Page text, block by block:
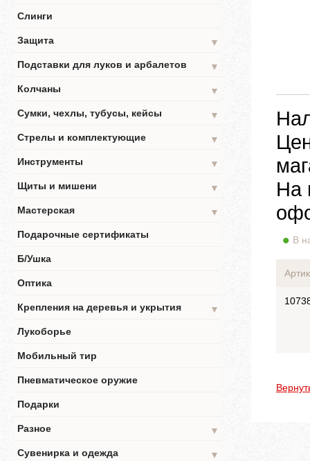
Слинги
Защита
▼
Подставки для луков и арбалетов
▼
Колчаны
▼
Сумки, чехлы, тубусы, кейсы
▼
Стрелы и комплектующие
▼
Инструменты
▼
Щиты и мишени
▼
Мастерская
▼
Подарочные сертификаты
Б/Ушка
Оптика
Крепления на деревья и укрытия
▼
Лукоборье
Мобильный тир
Пневматическое оружие
Подарки
Разное
▼
Сувенирка и одежда
▼
На
В